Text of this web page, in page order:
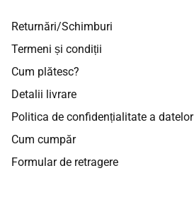
Returnări/Schimburi
Termeni și condiții
Cum plătesc?
Detalii livrare
Politica de confidențialitate a datelor
Cum cumpăr
Formular de retragere